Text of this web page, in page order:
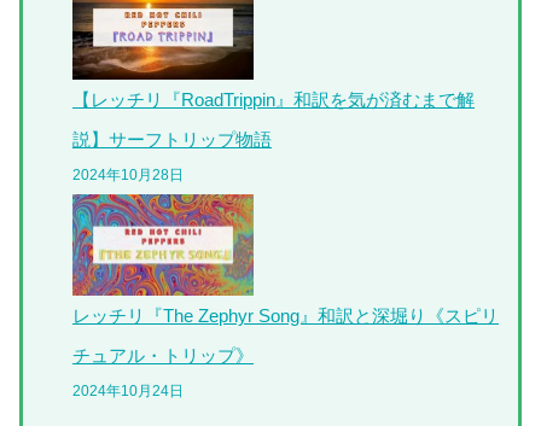
【レッチリ『RoadTrippin』和訳を気が済むまで解
説】サーフトリップ物語
2024年10月28日
レッチリ『The Zephyr Song』和訳と深堀り《スピリ
チュアル・トリップ》
2024年10月24日